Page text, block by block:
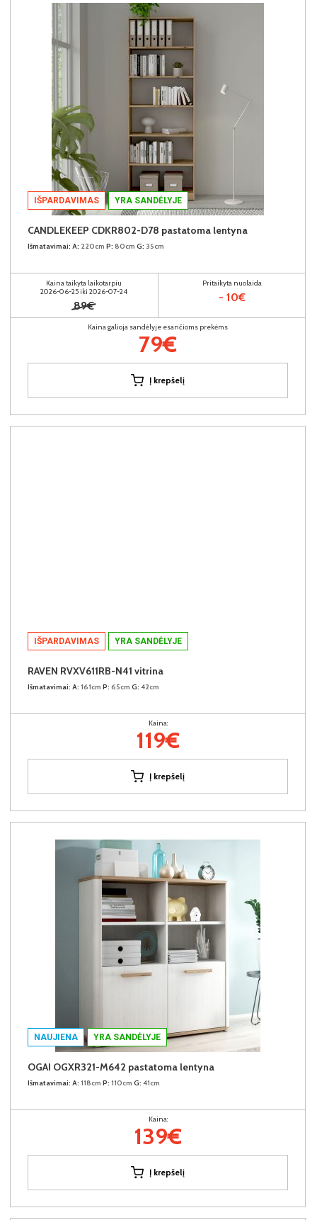
IŠPARDAVIMAS YRA SANDĖLYJE
CANDLEKEEP CDKR802-D78 pastatoma lentyna
Išmatavimai: A: 220cm P: 80cm G: 35cm
Kaina taikyta laikotarpiu
2026-06-25 iki 2026-07-24
89€
Pritaikyta nuolaida
- 10€
Kaina galioja sandėlyje esančioms prekėms
79€
Į krepšelį
IŠPARDAVIMAS YRA SANDĖLYJE
RAVEN RVXV611RB-N41 vitrina
Išmatavimai: A: 161cm P: 65cm G: 42cm
Kaina:
119€
Į krepšelį
NAUJIENA YRA SANDĖLYJE
OGAI OGXR321-M642 pastatoma lentyna
Išmatavimai: A: 118cm P: 110cm G: 41cm
Kaina:
139€
Į krepšelį